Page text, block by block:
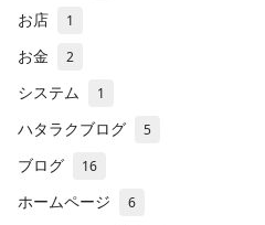
お店 1
お金 2
システム 1
ハタラクブログ 5
ブログ 16
ホームページ 6